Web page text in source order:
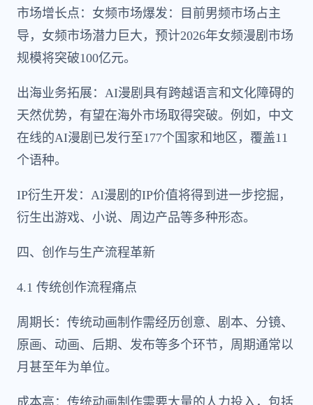
市场增长点：女频市场爆发：目前男频市场占主
导，女频市场潜力巨大，预计2026年女频漫剧市场
规模将突破100亿元。
出海业务拓展：AI漫剧具有跨越语言和文化障碍的
天然优势，有望在海外市场取得突破。例如，中文
在线的AI漫剧已发行至177个国家和地区，覆盖11
个语种。
IP衍生开发：AI漫剧的IP价值将得到进一步挖掘，
衍生出游戏、小说、周边产品等多种形态。
四、创作与生产流程革新
4.1 传统创作流程痛点
周期长：传统动画制作需经历创意、剧本、分镜、
原画、动画、后期、发布等多个环节，周期通常以
月甚至年为单位。
成本高：传统动画制作需要大量的人力投入，包括